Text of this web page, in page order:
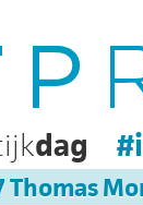
dag